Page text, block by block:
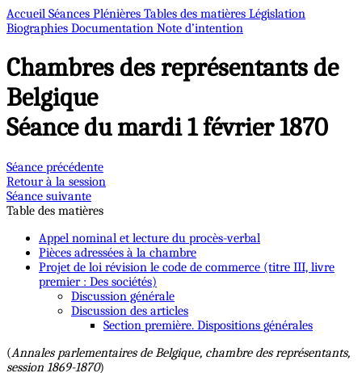
Accueil Séances Plénières Tables des matières Législation
Biographies Documentation Note d’intention
Chambres des représentants de
Belgique
Séance du mardi 1 février 1870
Séance précédente
Retour à la session
Séance suivante
Table des matières
Appel nominal et lecture du procès-verbal
Pièces adressées à la chambre
Projet de loi révision le code de commerce (titre III, livre
premier : Des sociétés)
Discussion générale
Discussion des articles
Section première. Dispositions générales
(Annales parlementaires de Belgique, chambre des représentants,
session 1869-1870)